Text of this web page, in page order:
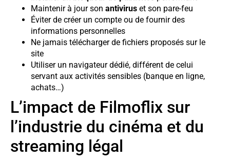
Maintenir à jour son antivirus et son pare-feu
Éviter de créer un compte ou de fournir des
informations personnelles
Ne jamais télécharger de fichiers proposés sur le
site
Utiliser un navigateur dédié, différent de celui
servant aux activités sensibles (banque en ligne,
achats…)
L’impact de Filmoflix sur
l’industrie du cinéma et du
streaming légal